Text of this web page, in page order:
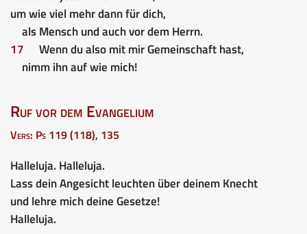
um wie viel mehr dann für dich,
als Mensch und auch vor dem Herrn.
17
Wenn du also mit mir Gemeinschaft hast,
nimm ihn auf wie mich!
Ruf vor dem Evangelium
Vers: Ps 119 (118), 135
Halleluja. Halleluja.
Lass dein Angesicht leuchten über deinem Knecht
und lehre mich deine Gesetze!
Halleluja.